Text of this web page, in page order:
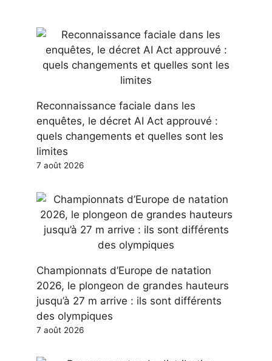
Reconnaissance faciale dans les
enquêtes, le décret AI Act approuvé :
quels changements et quelles sont les
limites
7 août 2026
Championnats d’Europe de natation
2026, le plongeon de grandes hauteurs
jusqu’à 27 m arrive : ils sont différents
des olympiques
7 août 2026